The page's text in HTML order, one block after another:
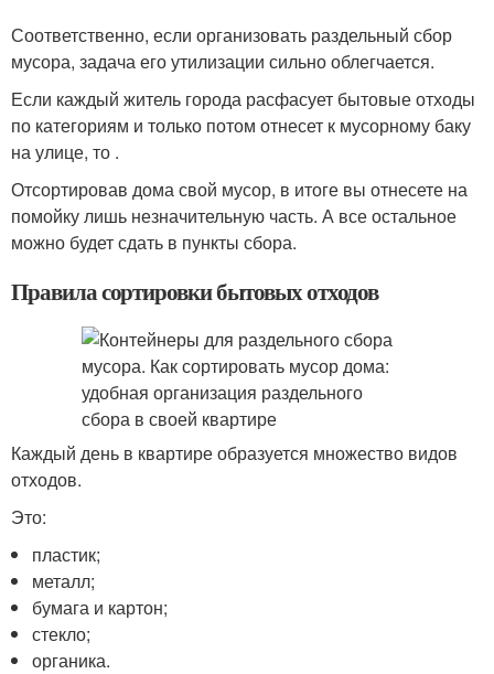
Соответственно, если организовать раздельный сбор
мусора, задача его утилизации сильно облегчается.
Если каждый житель города расфасует бытовые отходы
по категориям и только потом отнесет к мусорному баку
на улице, то .
Отсортировав дома свой мусор, в итоге вы отнесете на
помойку лишь незначительную часть. А все остальное
можно будет сдать в пункты сбора.
Правила сортировки бытовых отходов
Каждый день в квартире образуется множество видов
отходов.
Это:
пластик;
металл;
бумага и картон;
стекло;
органика.